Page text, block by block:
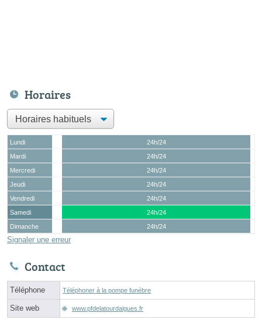
Horaires
Lundi
24h/24
Mardi
24h/24
Mercredi
24h/24
Jeudi
24h/24
Vendredi
24h/24
Samedi
24h/24
Dimanche
24h/24
Signaler une erreur
Contact
Téléphone Téléphoner à la pompe funèbre
Site web www.pfdelatourdaigues.fr